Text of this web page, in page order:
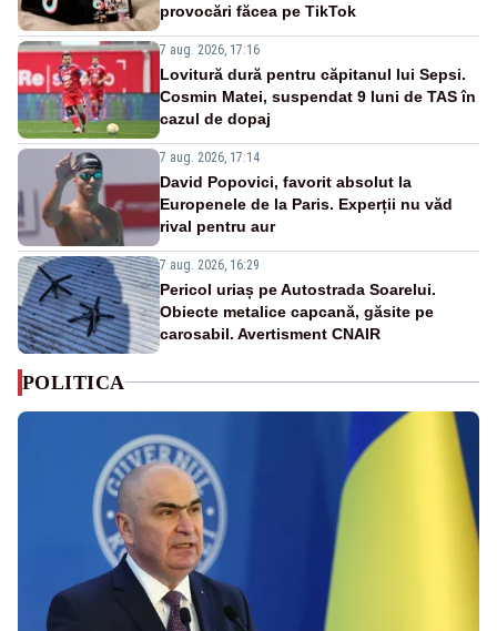
provocări făcea pe TikTok
7 aug. 2026, 17:16
Lovitură dură pentru căpitanul lui Sepsi.
Cosmin Matei, suspendat 9 luni de TAS în
cazul de dopaj
7 aug. 2026, 17:14
David Popovici, favorit absolut la
Europenele de la Paris. Experții nu văd
rival pentru aur
7 aug. 2026, 16:29
Pericol uriaș pe Autostrada Soarelui.
Obiecte metalice capcană, găsite pe
carosabil. Avertisment CNAIR
POLITICA